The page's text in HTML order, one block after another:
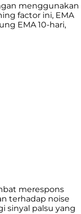
menggunakan
factor ini, EMA
EMA 10-hari,
merespons
terhadap noise
sinyal palsu yang